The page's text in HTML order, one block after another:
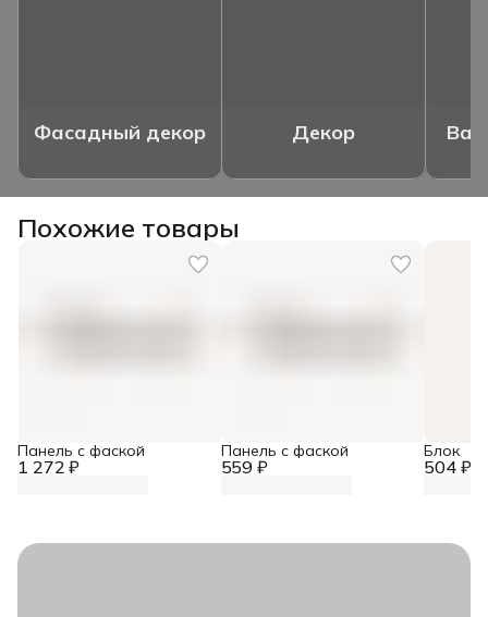
Фасадный декор Декор
Похожие товары
1 272 ₽
Панель с фаской
559 ₽
Панель с фаской
504 ₽
Блок